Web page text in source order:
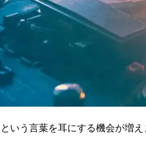
いう言葉を耳にする機会が増え